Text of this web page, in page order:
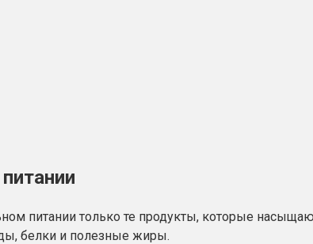
питании только те продукты, которые
белки и полезные жиры.